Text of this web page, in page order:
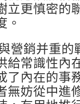
立更慎密的
。
營銷并重的
給常識性內
了內在的事
無妨從中進